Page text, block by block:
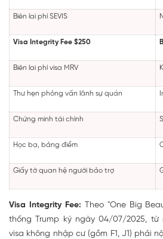
Biên lai phí SEVIS
Visa Integrity Fee $250
Biên lai phí visa MRV
Thư hẹn phỏng vấn lãnh sự quán
Chứng minh tài chính
Học bạ, bảng điểm
Giấy tờ quan hệ người bảo trợ
Visa Integrity Fee: Theo "One Big
thống Trump ký ngày 04/07/2025,
visa không nhập cư (gồm F1, J1) phải